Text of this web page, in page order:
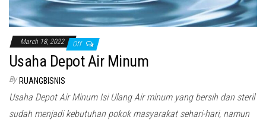
March 18, 2022 Off
Usaha Depot Air Minum
By RUANGBISNIS
Usaha Depot Air Minum Isi Ulang Air minum yang bersih dan steril
sudah menjadi kebutuhan pokok masyarakat sehari-hari, namun